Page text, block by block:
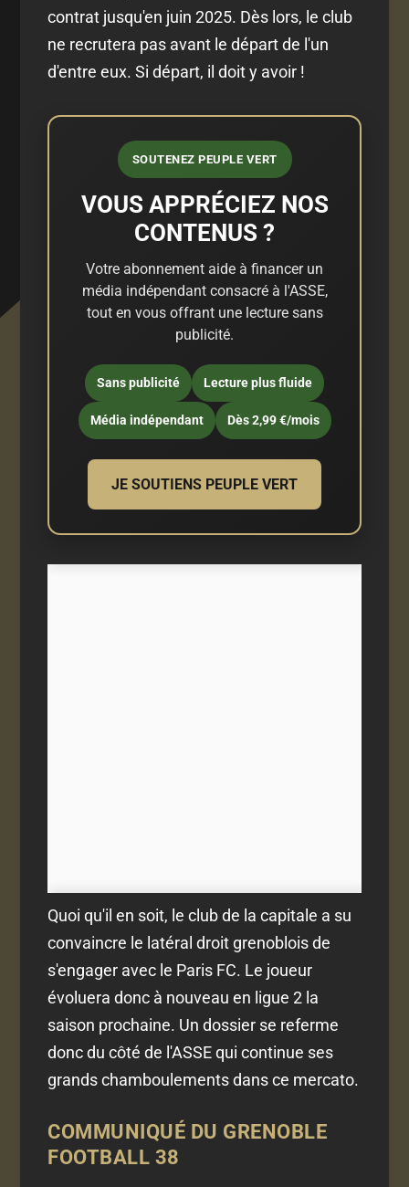
contrat jusqu'en juin 2025. Dès lors, le club
ne recrutera pas avant le départ de l'un
d'entre eux. Si départ, il doit y avoir !
SOUTENEZ PEUPLE VERT
VOUS APPRÉCIEZ NOS
CONTENUS ?
Votre abonnement aide à financer un
média indépendant consacré à l'ASSE,
tout en vous offrant une lecture sans
publicité.
Sans publicité Lecture plus fluide
Média indépendant Dès 2,99 €/mois
JE SOUTIENS PEUPLE VERT
Quoi qu'il en soit, le club de la capitale a su
convaincre le latéral droit grenoblois de
s'engager avec le Paris FC. Le joueur
évoluera donc à nouveau en ligue 2 la
saison prochaine. Un dossier se referme
donc du côté de l'ASSE qui continue ses
grands chamboulements dans ce mercato.
COMMUNIQUÉ DU GRENOBLE
FOOTBALL 38